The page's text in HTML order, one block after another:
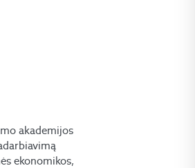
akademijos
ekonomikos,